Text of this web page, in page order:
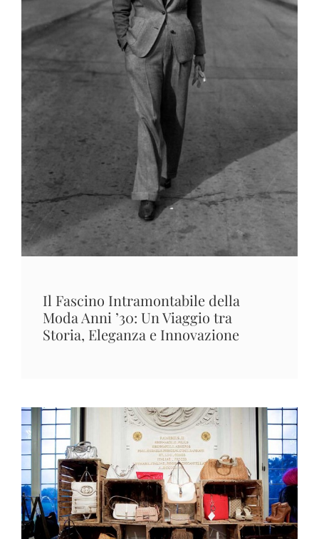
Il Fascino Intramontabile della
Moda Anni ’30: Un Viaggio tra
Storia, Eleganza e Innovazione